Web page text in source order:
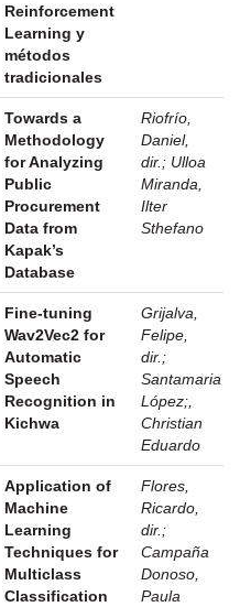
Reinforcement
Learning y
métodos
tradicionales
Towards a
Methodology
for Analyzing
Public
Procurement
Data from
Kapak’s
Database
Riofrío,
Daniel,
dir. ; Ulloa
Miranda,
Ilter
Sthefano
Fine-tuning
Wav2Vec2 for
Automatic
Speech
Recognition in
Kichwa
Grijalva,
Felipe,
dir. ;
Santamaria
López;,
Christian
Eduardo
Application of
Machine
Learning
Techniques for
Multiclass
Classification
Flores,
Ricardo,
dir. ;
Campaña
Donoso,
Paula